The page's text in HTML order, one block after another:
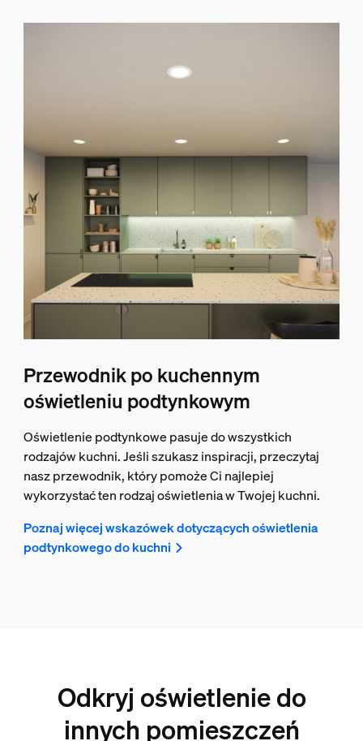
Przewodnik po kuchennym
oświetleniu podtynkowym
Oświetlenie podtynkowe pasuje do wszystkich
rodzajów kuchni. Jeśli szukasz inspiracji, przeczytaj
nasz przewodnik, który pomoże Ci najlepiej
wykorzystać ten rodzaj oświetlenia w Twojej kuchni.
Poznaj więcej wskazówek dotyczących oświetlenia
podtynkowego do kuchni
Odkryj oświetlenie do
innych pomieszczeń